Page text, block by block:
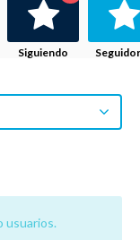
Siguiendo
usuarios.